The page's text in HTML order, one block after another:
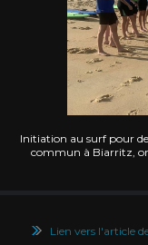
Initiation au surf pour
commun à Biarritz,
Lien vers l'article